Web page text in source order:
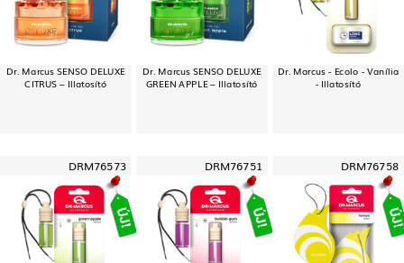
Dr. Marcus SENSO DELUXE
CITRUS – Illatosító
Dr. Marcus SENSO DELUXE
GREEN APPLE – Illatosító
Dr. Marcus - Ecolo - Vanília
- Illatosító
DRM76573 DRM76751 DRM76758